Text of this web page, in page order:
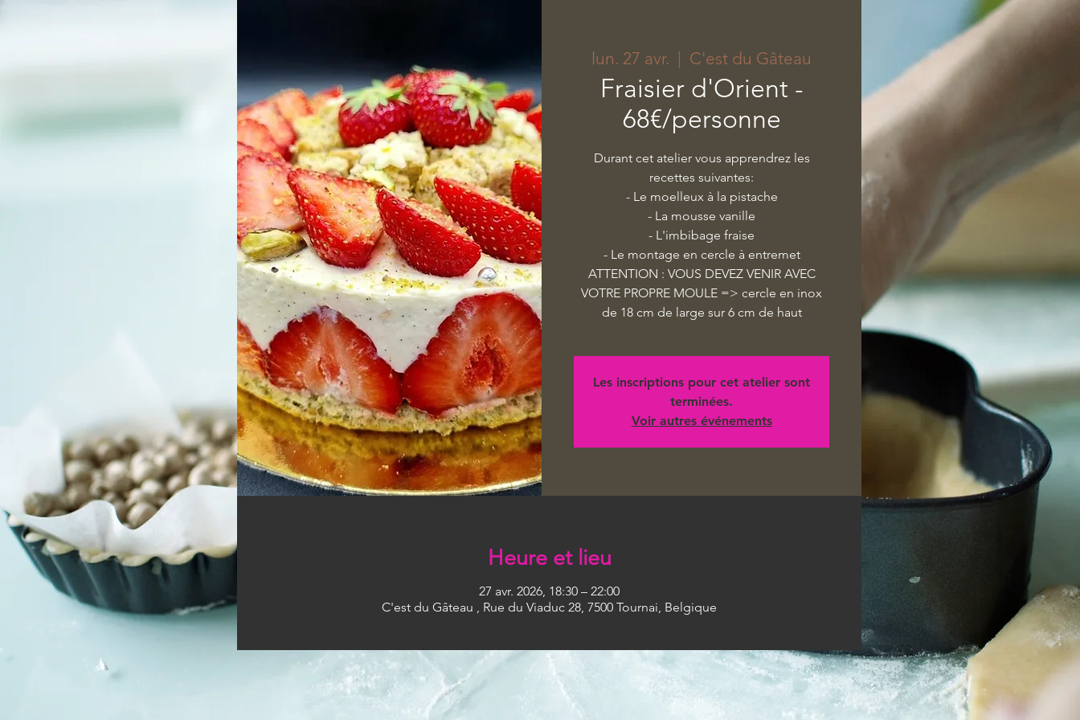
lun. 27 avr.
  |
C'est du Gâteau
Fraisier d'Orient -
68€/personne
Durant cet atelier vous apprendrez les
recettes suivantes:
- Le moelleux à la pistache
- La mousse vanille
- L'imbibage fraise
- Le montage en cercle à entremet
ATTENTION : VOUS DEVEZ VENIR AVEC
VOTRE PROPRE MOULE => cercle en inox
de 18 cm de large sur 6 cm de haut
Les inscriptions pour cet atelier sont
terminées.
Voir autres événements
Heure et lieu
27 avr. 2026, 18:30 – 22:00
C'est du Gâteau , Rue du Viaduc 28, 7500 Tournai, Belgique